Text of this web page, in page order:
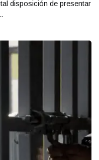
disposición de presentar